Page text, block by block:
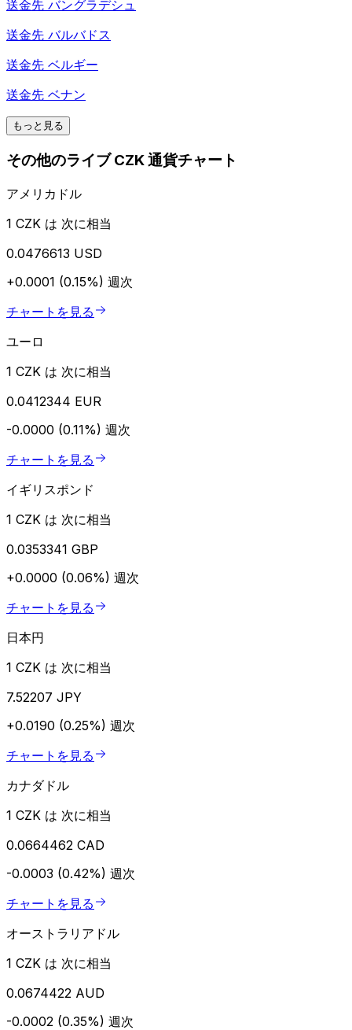
送金先 バングラデシュ
送金先 バルバドス
送金先 ベルギー
送金先 ベナン
もっと見る
その他のライブ CZK 通貨チャート
アメリカドル
1 CZK は 次に相当
0.0476613 USD
+0.0001 (0.15%) 週次
チャートを見る
ユーロ
1 CZK は 次に相当
0.0412344 EUR
-0.0000 (0.11%) 週次
チャートを見る
イギリスポンド
1 CZK は 次に相当
0.0353341 GBP
+0.0000 (0.06%) 週次
チャートを見る
日本円
1 CZK は 次に相当
7.52207 JPY
+0.0190 (0.25%) 週次
チャートを見る
カナダドル
1 CZK は 次に相当
0.0664462 CAD
-0.0003 (0.42%) 週次
チャートを見る
オーストラリアドル
1 CZK は 次に相当
0.0674422 AUD
-0.0002 (0.35%) 週次